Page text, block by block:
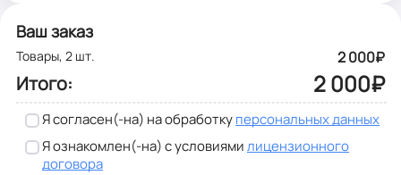
Ваш заказ
Товары, 2 шт. 2 000₽
Итого: 2 000₽
Я согласен(-на) на обработкуперсональных данных
Я ознакомлен(-на) с условиямилицензионного
договора